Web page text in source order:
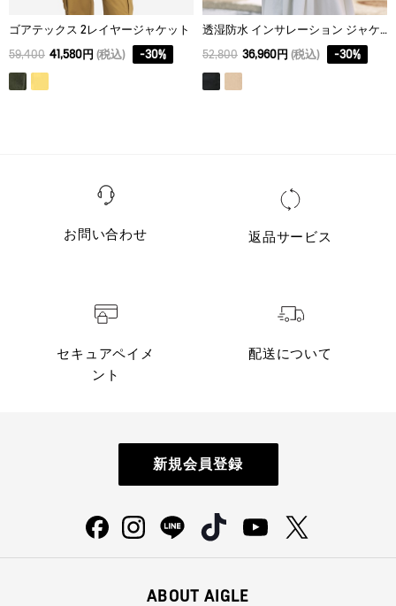
ゴアテックス 2レイヤージャケット
59,400 41,580円 (税込) -30%
透湿防水 インサレーション ジャケット RP
52,800 36,960円 (税込) -30%
お問い合わせ 返品サービス
セキュアペイメ
ント
配送について
新規会員登録
ABOUT AIGLE